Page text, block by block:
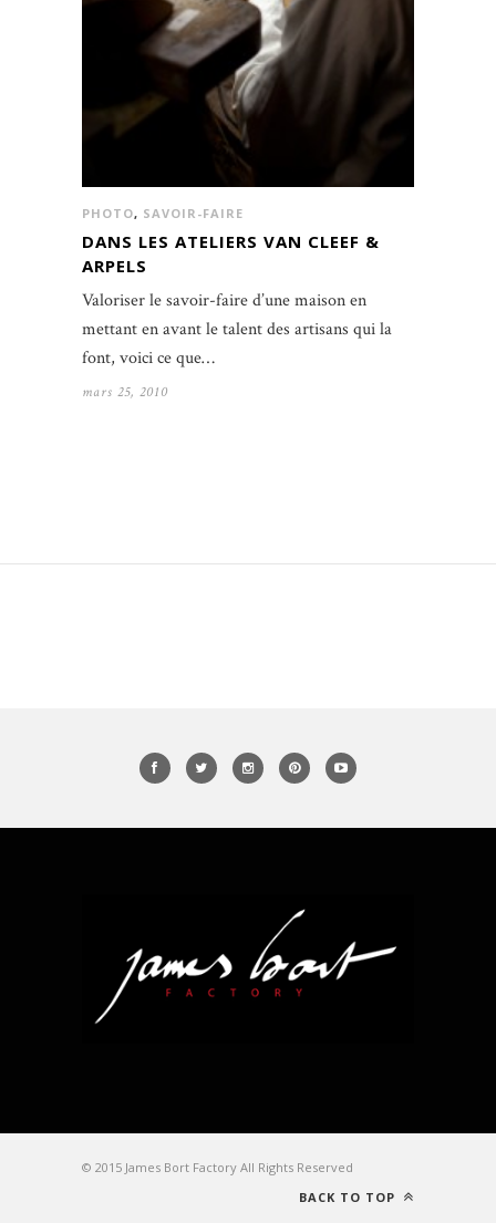
PHOTO, SAVOIR-FAIRE
DANS LES ATELIERS VAN CLEEF &
ARPELS
Valoriser le savoir-faire d’une maison en
mettant en avant le talent des artisans qui la
font, voici ce que…
mars 25, 2010
© 2015 James Bort Factory All Rights Reserved
BACK TO TOP